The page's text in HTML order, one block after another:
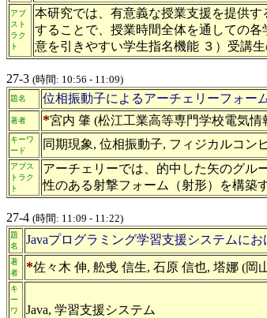
アブ
スト
ラク
ト
本研究では、有意義な授業支援を提供
することで、授業時間全体を通しての
意を引きやすい学生指名機能 ３）受講
27-3 (時間: 10:56 - 11:09)
題名 位相振動子によるアーチェリーフォー
著者 *宮内 肇 (松江工業高等専門学校電気
キーワ
ード
同期現象, 位相振動子, フィジカルコン
アブス
トラク
ト
アーチェリーでは、的中した矢のグル
性のある射撃フォーム（射形）を構築
27-4 (時間: 11:09 - 11:22)
題
名
Javaプログラミング学習支援システムに
著
者
*佐々木 伸, 舩曵 信生, 石原 信也, 塔娜 (岡
キ
ー
ワ
Java, 学習支援システム